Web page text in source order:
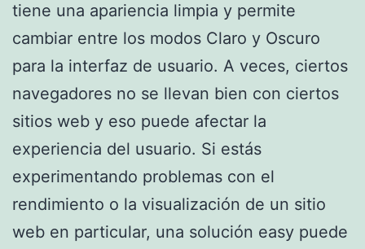
tiene una apariencia limpia y permite
cambiar entre los modos Claro y Oscuro
para la interfaz de usuario. A veces, ciertos
navegadores no se llevan bien con ciertos
sitios web y eso puede afectar la
experiencia del usuario. Si estás
experimentando problemas con el
rendimiento o la visualización de un sitio
web en particular, una solución easy puede